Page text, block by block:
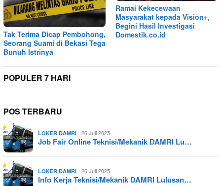
Tak Terima Dicap Pembohong,
Seorang Suami di Bekasi Tega
Bunuh Istrinya
Ramai Kekecewaan
Masyarakat kepada Vision+,
Begini Hasil Investigasi
Domestik.co.id
POPULER 7 HARI
POS TERBARU
LOKER DAMRI 26 Juli 2025
Job Fair Online Teknisi/Mekanik DAMRI Lu…
LOKER DAMRI 26 Juli 2025
Info Kerja Teknisi/Mekanik DAMRI Lulusan…